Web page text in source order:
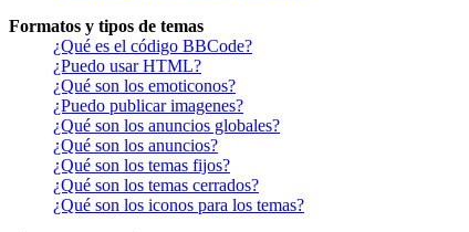
Formatos y tipos de temas
¿Qué es el código BBCode?
¿Puedo usar HTML?
¿Qué son los emoticonos?
¿Puedo publicar imagenes?
¿Qué son los anuncios globales?
¿Qué son los anuncios?
¿Qué son los temas fijos?
¿Qué son los temas cerrados?
¿Qué son los iconos para los temas?